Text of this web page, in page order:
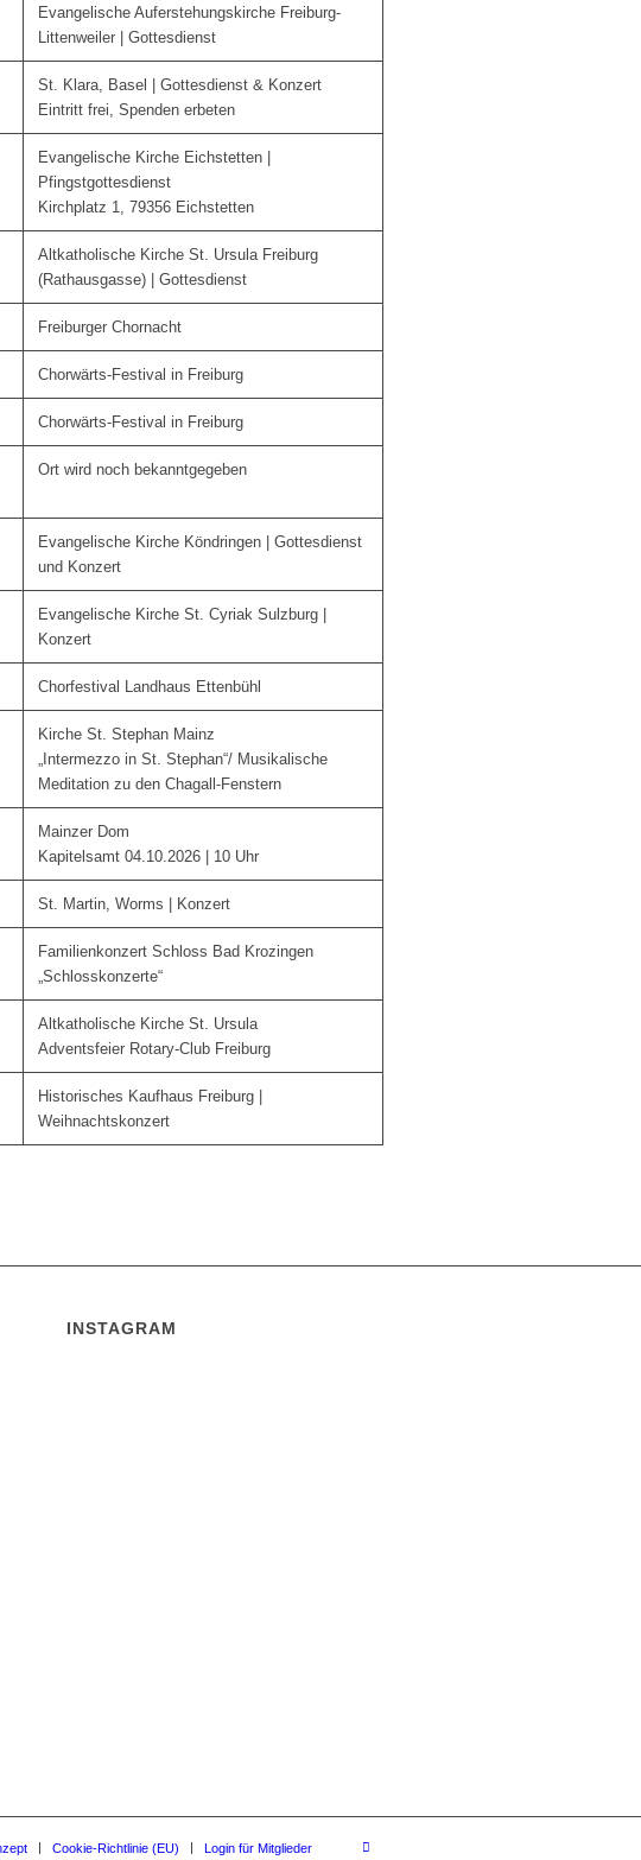
Evangelische Auferstehungskirche Freiburg-
Littenweiler | Gottesdienst
St. Klara, Basel | Gottesdienst & Konzert
Eintritt frei, Spenden erbeten
Evangelische Kirche Eichstetten |
Pfingstgottesdienst
Kirchplatz 1, 79356 Eichstetten
Altkatholische Kirche St. Ursula Freiburg
(Rathausgasse) | Gottesdienst
Freiburger Chornacht
Chorwärts-Festival in Freiburg
Chorwärts-Festival in Freiburg
Ort wird noch bekanntgegeben
Evangelische Kirche Köndringen | Gottesdienst
und Konzert
Evangelische Kirche St. Cyriak Sulzburg |
Konzert
Chorfestival Landhaus Ettenbühl
Kirche St. Stephan Mainz
„Intermezzo in St. Stephan“/ Musikalische
Meditation zu den Chagall-Fenstern
Mainzer Dom
Kapitelsamt 04.10.2026 | 10 Uhr
St. Martin, Worms | Konzert
Familienkonzert Schloss Bad Krozingen
„Schlosskonzerte“
Altkatholische Kirche St. Ursula
Adventsfeier Rotary-Club Freiburg
Historisches Kaufhaus Freiburg |
Weihnachtskonzert
INSTAGRAM
Cookie-Richtlinie (EU) Login für Mitglieder